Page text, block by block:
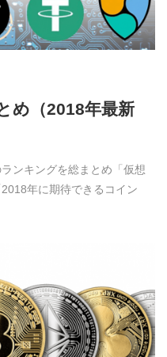
め（2018年最新
ンキングを総まとめ「仮想
年に期待できるコイン